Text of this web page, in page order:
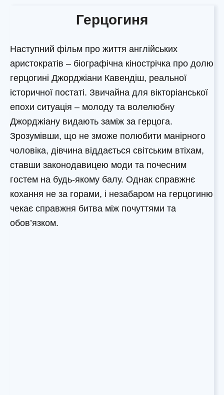
Герцогиня
Наступний фільм про життя англійських
аристократів – біографічна кінострічка про долю
герцогині Джорджіани Кавендіш, реальної
історичної постаті. Звичайна для вікторіанської
епохи ситуація – молоду та волелюбну
Джорджіану видають заміж за герцога.
Зрозумівши, що не зможе полюбити манірного
чоловіка, дівчина віддається світським втіхам,
ставши законодавицею моди та почесним
гостем на будь-якому балу. Однак справжнє
кохання не за горами, і незабаром на герцогиню
чекає справжня битва між почуттями та
обов’язком.